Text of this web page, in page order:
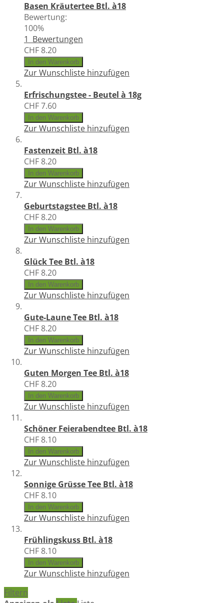
Basen Kräutertee Btl. à18
Bewertung:
100%
1 Bewertungen
CHF 8.20
In den Warenkorb
Zur Wunschliste hinzufügen
Erfrischungstee - Beutel à 18g
CHF 7.60
In den Warenkorb
Zur Wunschliste hinzufügen
Fastenzeit Btl. à18
CHF 8.20
In den Warenkorb
Zur Wunschliste hinzufügen
Geburtstagstee Btl. à18
CHF 8.20
In den Warenkorb
Zur Wunschliste hinzufügen
Glück Tee Btl. à18
CHF 8.20
In den Warenkorb
Zur Wunschliste hinzufügen
Gute-Laune Tee Btl. à18
CHF 8.20
In den Warenkorb
Zur Wunschliste hinzufügen
Guten Morgen Tee Btl. à18
CHF 8.20
In den Warenkorb
Zur Wunschliste hinzufügen
Schöner Feierabendtee Btl. à18
CHF 8.10
In den Warenkorb
Zur Wunschliste hinzufügen
Sonnige Grüsse Tee Btl. à18
CHF 8.10
In den Warenkorb
Zur Wunschliste hinzufügen
Frühlingskuss Btl. à18
CHF 8.10
In den Warenkorb
Zur Wunschliste hinzufügen
Filtern